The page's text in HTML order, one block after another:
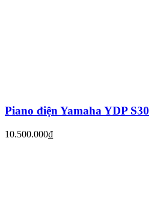
Piano điện Yamaha YDP S30
10.500.000₫